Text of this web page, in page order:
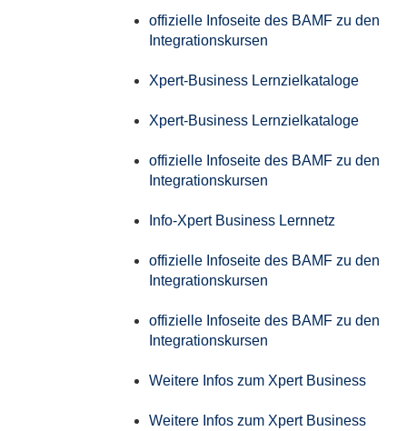
offizielle Infoseite des BAMF zu den
Integrationskursen
Xpert-Business Lernzielkataloge
Xpert-Business Lernzielkataloge
offizielle Infoseite des BAMF zu den
Integrationskursen
Info-Xpert Business Lernnetz
offizielle Infoseite des BAMF zu den
Integrationskursen
offizielle Infoseite des BAMF zu den
Integrationskursen
Weitere Infos zum Xpert Business
Weitere Infos zum Xpert Business